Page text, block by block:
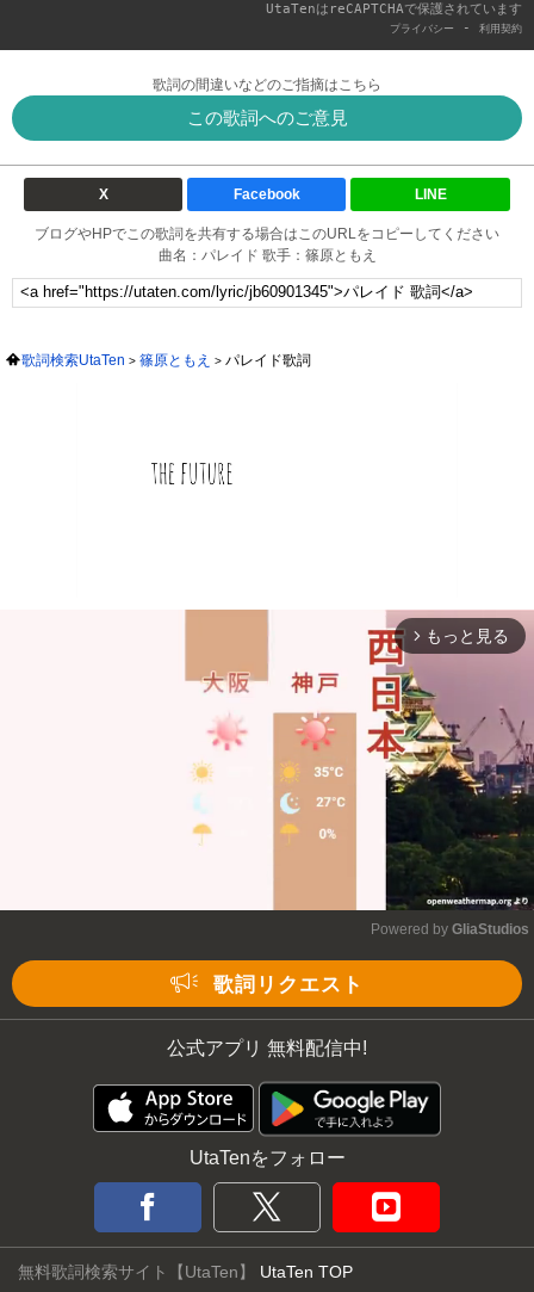
UtaTenはreCAPTCHAで保護されています
プライバシー - 利用契約
歌詞の間違いなどのご指摘はこちら
この歌詞へのご意見
X Facebook LINE
ブログやHPでこの歌詞を共有する場合はこのURLをコピーしてください
曲名：パレイド 歌手：篠原ともえ
歌詞検索UtaTen 篠原ともえ パレイド歌詞
arrow_forward_ios もっと見る
Powered by GliaStudios
歌詞リクエスト
公式アプリ 無料配信中!
UtaTenをフォロー
無料歌詞検索サイト【UtaTen】 UtaTen TOP